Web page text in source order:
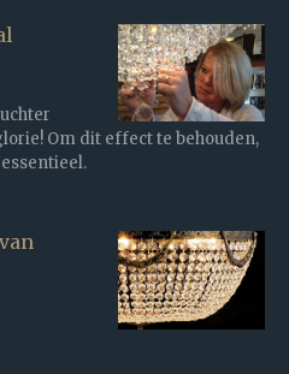
Om dit effect te behouden,